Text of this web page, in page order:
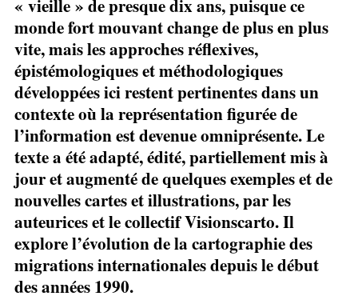
« vieille » de presque dix ans, puisque ce
monde fort mouvant change de plus en plus
vite, mais les approches réflexives,
épistémologiques et méthodologiques
développées ici restent pertinentes dans un
contexte où la représentation figurée de
l’information est devenue omniprésente. Le
texte a été adapté, édité, partiellement mis à
jour et augmenté de quelques exemples et de
nouvelles cartes et illustrations, par les
auteurices et le collectif Visionscarto. Il
explore l’évolution de la cartographie des
migrations internationales depuis le début
des années 1990.